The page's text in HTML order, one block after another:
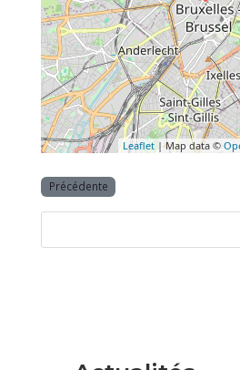
Leaflet | Map data ©
Précédente